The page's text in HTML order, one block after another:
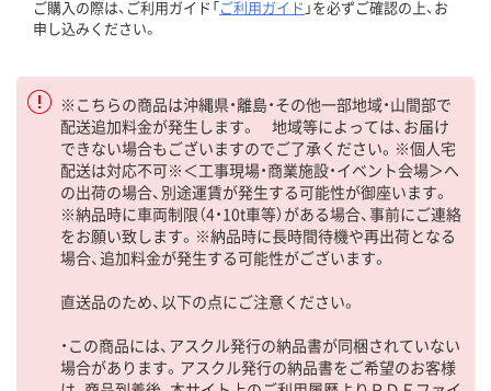
ご購入の際は、ご利用ガイド「ご利用ガイド 」を必ずご確認の上、お
申し込みください。
※こちらの商品は沖縄県・離島・その他一部地域・山間部で
配送追加料金が発生します。 地域等によっては、お届け
できない場合もございますのでご了承ください。※個人宅
配送は対応不可※＜工事現場・商業施設・イベント会場＞へ
の出荷の場合、別途運賃が発生する可能性が御座います。
※納品時に車両制限（4・10t車等）がある場合、事前にご連絡
をお願い致します。※納品時に長時間待機や再出荷となる
場合、追加料金が発生する可能性がございます。
直送品のため、以下の点にご注意ください。
・この商品には、アスクル発行の納品書が同梱されていない
場合があります。アスクル発行の納品書をご希望のお客様